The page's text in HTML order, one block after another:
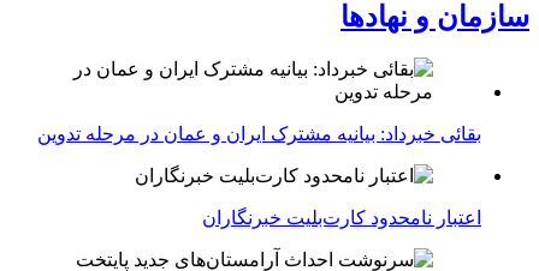
سازمان و نهادها
بقائی خبرداد: بیانیه مشترک ایران و عمان در مرحله تدوین
اعتبار نامحدود کارت‌بلیت خبرنگاران